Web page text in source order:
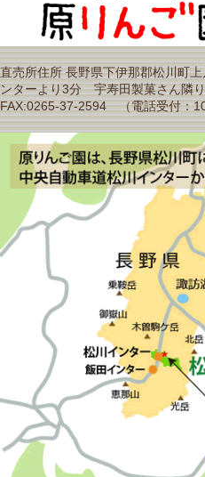
直売所住所 長野県下伊那郡松川町
ンターより3分 宇寿田製菓さん隣
FAX:0265-37-2594 （電話受付：